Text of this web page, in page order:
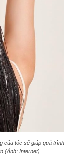
của tóc sẽ giúp quá trình
(Ảnh: Internet)